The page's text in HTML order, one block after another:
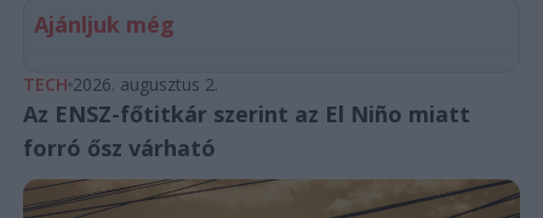
Ajánljuk még
TECH 2026. augusztus 2.
Az ENSZ-főtitkár szerint az El Niño miatt
forró ősz várható